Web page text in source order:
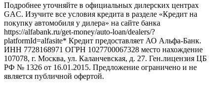
Подробнее уточняйте в официальных дилерских центрах
GAC. Изучите все условия кредита в разделе «Кредит на
покупку автомобиля у дилера» на сайте банка
https://alfabank.ru/get-money/auto-loan/dealers/?
platformId=alfasite* Кредит предоставляет АО Альфа-Банк.
ИНН 7728168971 ОГРН 1027700067328 место нахождение
107078, г. Москва, ул. Каланчевская, д. 27. Ген.лицензия ЦБ
РФ № 1326 от 16.01.2015. Предложение ограничено и не
является публичной офертой.